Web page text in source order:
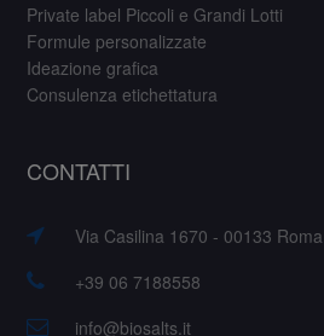
Private label Piccoli e Grandi Lotti
Formule personalizzate
Ideazione grafica
Consulenza etichettatura
CONTATTI
Via Casilina 1670 - 00133 Roma
+39 06 7188558
info@biosalts.it